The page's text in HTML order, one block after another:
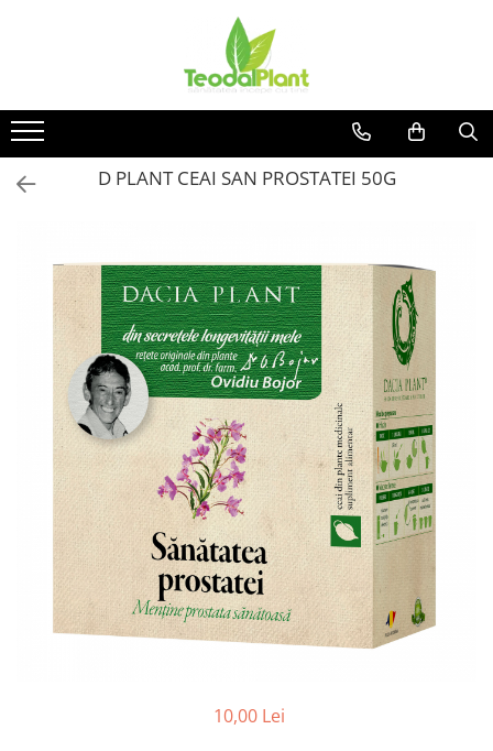
SUPLIMENTE ARTICULATII
ANTIINFLAMATOARE
SUPLIMENTE TONICE
SIROPURI
SUPLIMENTE DIABET
SUPLIMENTE DIVERSE
SUPLIMENTE HORMONALE
SUPLIMENTE CARDIO VASCULARE
SUPLIMENTE
HEPATOPROTECTOARE-BILA
SUPLIMENTE MEMORIE SI
SUPLIMENTE POTENȚĂ
SUPLIMENTE PROSTATĂ
SUPLIMENTE SLĂBIRE
SUPLIMENTE SOMN DEPRESIE
D PLANT CEAI SAN PROSTATEI 50G
10,00 Lei